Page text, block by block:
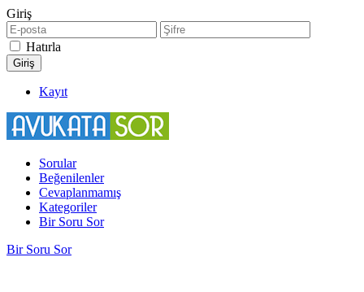
Giriş
Hatırla
Kayıt
Sorular
Beğenilenler
Cevaplanmamış
Kategoriler
Bir Soru Sor
Bir Soru Sor